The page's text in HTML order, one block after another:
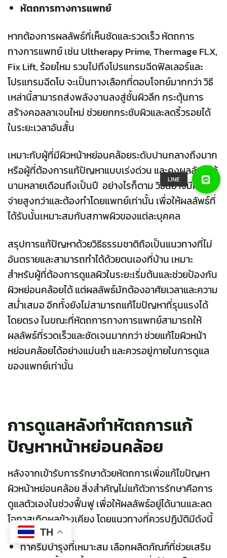
หัตถการทางการแพทย์
หากต้องการผลลัพธ์ที่เห็นชัดและรวดเร็ว หัตถการ
ทางการแพทย์ เช่น Ultherapy Prime, Thermage FLX,
Fix Lift, ร้อยไหม รวมไปถึงโปรแกรมฉีดฟิลเลอร์และ
โปรแกรมฉีดโบ จะเป็นทางเลือกที่ตอบโจทย์มากกว่า วิธี
เหล่านี้สามารถส่งพลังงานลงสู่ชั้นผิวลึก กระตุ้นการ
สร้างคอลลาเจนใหม่ ช่วยยกกระชับผิวและลดริ้วรอยได้
ในระยะเวลาอันสั้น
เหมาะกับผู้ที่มีผิวหน้าหย่อนคล้อยระดับปานกลางถึงมาก
หรือผู้ที่ต้องการแก้ปัญหาแบบเร่งด่วน และคงผลลัพธ์ได้
นานหลายเดือนถึงเป็นปี อย่างไรก็ตาม วิธีนี้อาจมีค่าใช้
จ่ายสูงกว่าและต้องทำโดยแพทย์เท่านั้น เพื่อให้ผลลัพธ์ที่
ได้รับนั้นเหมาะสมกับสภาพผิวของแต่ละบุคคล
สรุปการแก้ปัญหาด้วยวิธีธรรมชาติถือเป็นแนวทางที่ไม่
อันตรายและสามารถทำได้ด้วยตนเองที่บ้าน เหมาะ
สำหรับผู้ที่ต้องการดูแลผิวในระยะเริ่มต้นและช่วยป้องกัน
ผิวหย่อนคล้อยได้ แต่ผลลัพธ์มักต้องอาศัยเวลาและความ
สม่ำเสมอ อีกทั้งยังไม่สามารถแก้ไขปัญหาที่รุนแรงได้
โดยตรง ในขณะที่หัตถการทางการแพทย์สามารถให้
ผลลัพธ์ที่รวดเร็วและชัดเจนมากกว่า ช่วยแก้ไขผิวหน้า
หย่อนคล้อยได้อย่างแม่นยำ และควรอยู่ภายในการดูแล
ของแพทย์เท่านั้น
การดูแลหลังทำหัตถการแก้
ปัญหาหน้าหย่อนคล้อย
หลังจากเข้ารับการรักษาด้วยหัตถการเพื่อแก้ไขปัญหา
ผิวหน้าหย่อนคล้อย สิ่งสำคัญไม่แก้ตัวการรักษาคือการ
ดูแลตัวเองในช่วงฟื้นฟู เพื่อให้ผลลัพธ์อยู่ได้นานและลด
โอกาสเกิดผลข้างเคียง โดยแนวทางที่ควรปฏิบัติมีดังนี้
ทาครีมบำรุงที่เหมาะสม เลือกผลิตภัณฑ์ที่ช่วยเสริม
TH